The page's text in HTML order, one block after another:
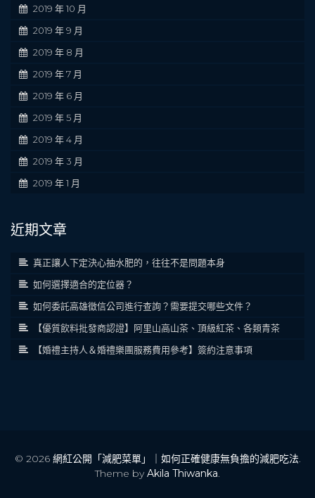
2019 年 10 月
2019 年 9 月
2019 年 8 月
2019 年 7 月
2019 年 6 月
2019 年 5 月
2019 年 4 月
2019 年 3 月
2019 年 1 月
近期文章
真正讓人下定決心抽水肥的，往往不是問題本身
如何選擇適合的定位器？
如何委託高雄徵信公司進行查詢？需要提交哪些文件？
【優質飲料批發商認證】阿里山高山茶、頂級紅茶、各類青茶
【婚禮主持人＆婚禮樂團服務費用參考】簽約注意事項
© 2026 網紅公開「減肥菜單」｜如何正確健康無負擔的減肥吃法.
Theme byAkila Thiwanka.